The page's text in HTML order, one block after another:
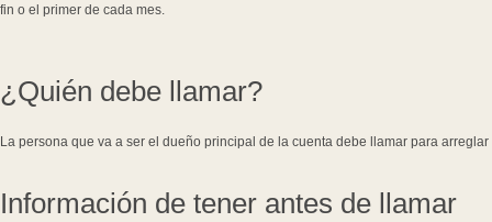
fin o el primer de cada mes.
¿Quién debe llamar?
La persona que va a ser el dueño principal de la cuenta debe llamar para
Información de tener antes de llamar